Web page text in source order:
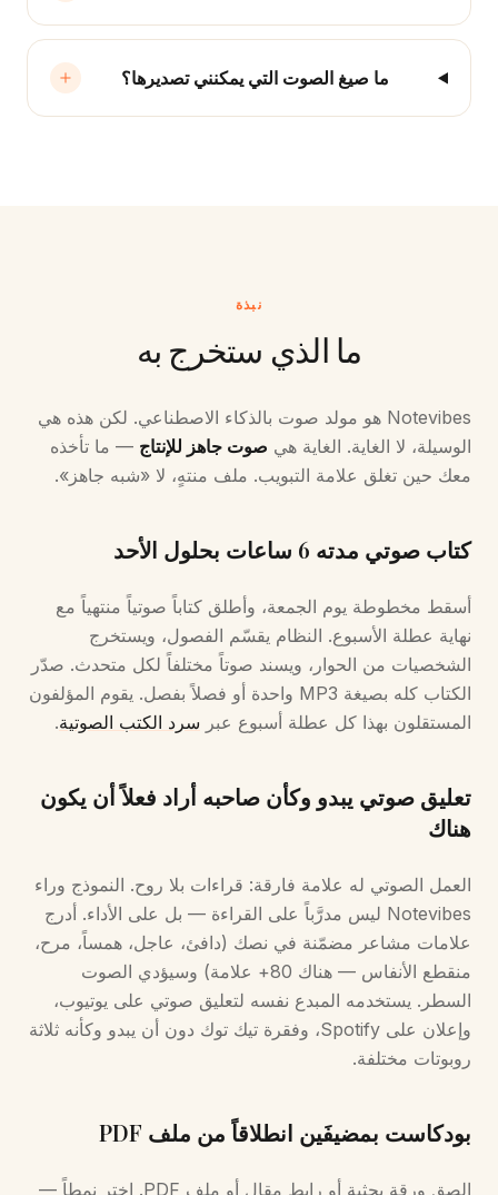
ما صيغ الصوت التي يمكنني تصديرها؟
نبذة
ما الذي ستخرج به
Notevibes هو مولد صوت بالذكاء الاصطناعي. لكن هذه هي
الوسيلة، لا الغاية. الغاية هي صوت جاهز للإنتاج — ما تأخذه
معك حين تغلق علامة التبويب. ملف منتهٍ، لا «شبه جاهز».
كتاب صوتي مدته 6 ساعات بحلول الأحد
أسقط مخطوطة يوم الجمعة، وأطلق كتاباً صوتياً منتهياً مع
نهاية عطلة الأسبوع. النظام يقسّم الفصول، ويستخرج
الشخصيات من الحوار، ويسند صوتاً مختلفاً لكل متحدث. صدّر
الكتاب كله بصيغة MP3 واحدة أو فصلاً بفصل. يقوم المؤلفون
المستقلون بهذا كل عطلة أسبوع عبر سرد الكتب الصوتية.
تعليق صوتي يبدو وكأن صاحبه أراد فعلاً أن يكون
هناك
العمل الصوتي له علامة فارقة: قراءات بلا روح. النموذج وراء
Notevibes ليس مدرَّباً على القراءة — بل على الأداء. أدرج
علامات مشاعر مضمّنة في نصك (دافئ، عاجل، همساً، مرح،
منقطع الأنفاس — هناك 80+ علامة) وسيؤدي الصوت
السطر. يستخدمه المبدع نفسه لتعليق صوتي على يوتيوب،
وإعلان على Spotify، وفقرة تيك توك دون أن يبدو وكأنه ثلاثة
روبوتات مختلفة.
بودكاست بمضيفَين انطلاقاً من ملف PDF
الصق ورقة بحثية أو رابط مقال أو ملف PDF. اختر نمطاً —